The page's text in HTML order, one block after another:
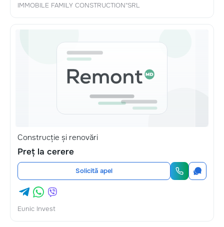
IMMOBILE FAMILY CONSTRUCTION"SRL
Construcție și renovări
Preț la cerere
Solicită apel
Eunic Invest